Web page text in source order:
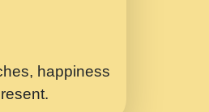
happiness